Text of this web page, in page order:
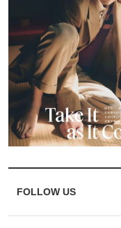
FOLLOW US